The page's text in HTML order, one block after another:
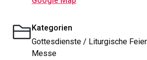
Kategorien
Gottesdienste / Liturgische
Messe